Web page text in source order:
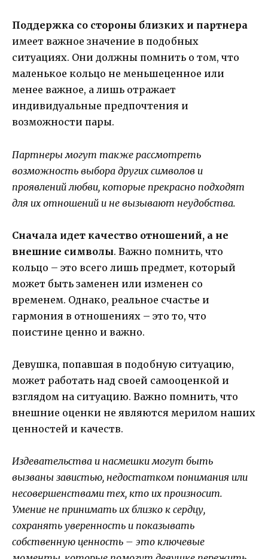
Поддержка со стороны близких и партнера
имеет важное значение в подобных
ситуациях. Они должны помнить о том, что
маленькое кольцо не меньшеценное или
менее важное, а лишь отражает
индивидуальные предпочтения и
возможности пары.
Партнеры могут также рассмотреть
возможность выбора других символов и
проявлений любви, которые прекрасно подходят
для их отношений и не вызывают неудобства.
Сначала идет качество отношений, а не
внешние символы. Важно помнить, что
кольцо – это всего лишь предмет, который
может быть заменен или изменен со
временем. Однако, реальное счастье и
гармония в отношениях – это то, что
поистине ценно и важно.
Девушка, попавшая в подобную ситуацию,
может работать над своей самооценкой и
взглядом на ситуацию. Важно помнить, что
внешние оценки не являются мерилом наших
ценностей и качеств.
Издевательства и насмешки могут быть
вызваны завистью, недостатком понимания или
несовершенствами тех, кто их произносит.
Умение не принимать их близко к сердцу,
сохранять уверенность и показывать
собственную ценность – это ключевые